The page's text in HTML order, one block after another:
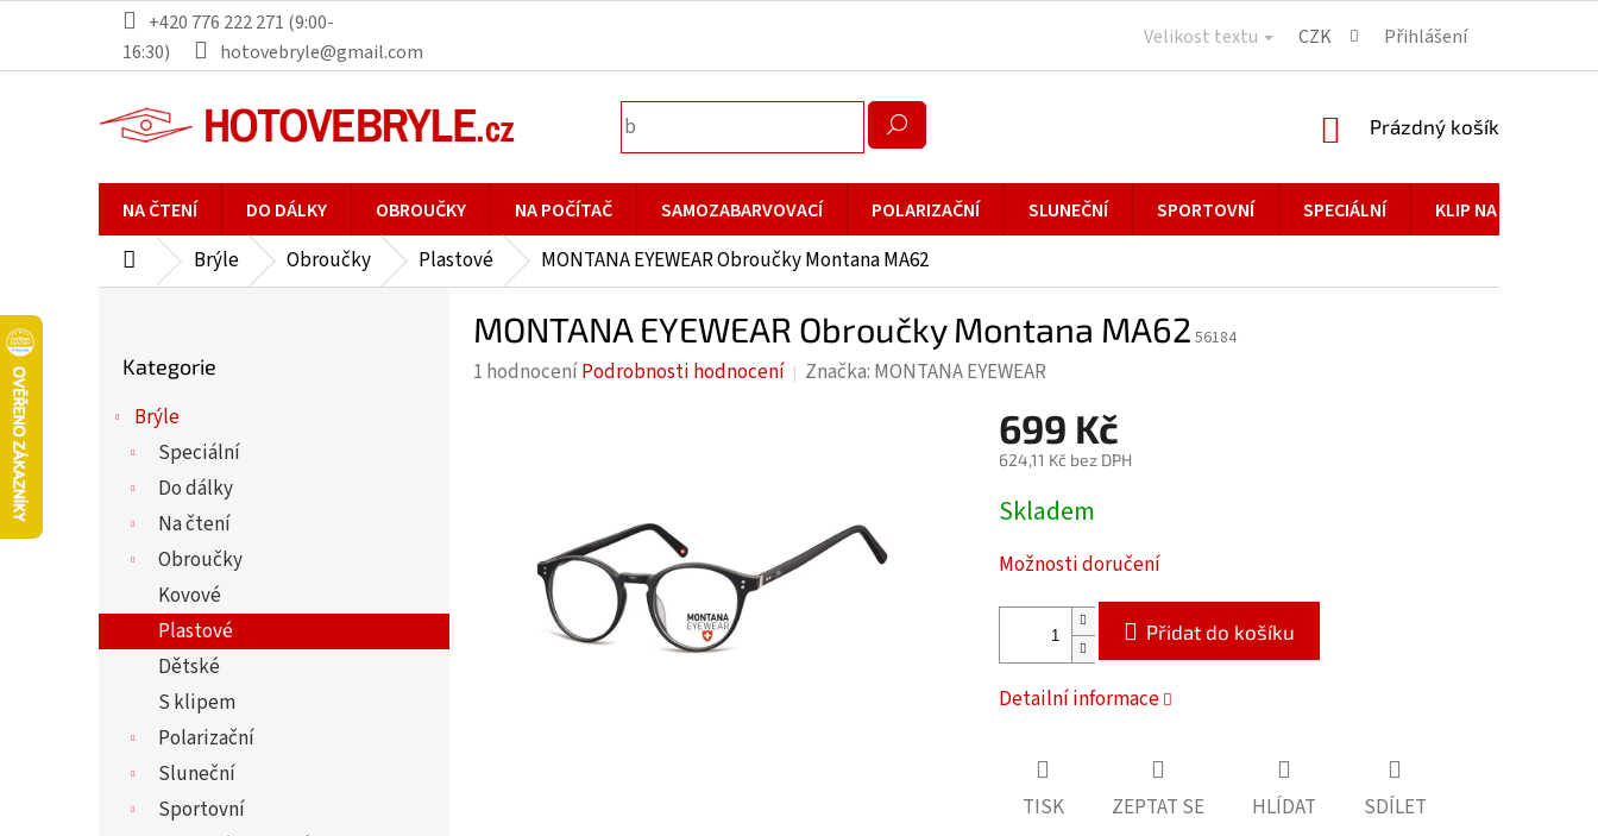
obsah
+420 776 222 271 (9:00-
16:30)
hotovebryle@gmail.com
Velikost textu CZK Přihlášení
NÁKUPNÍ
Prázdný košík
NA ČTENÍ DO DÁLKY OBROUČKY NA POČÍTAČ SAMOZABARVOVACÍ POLARIZAČNÍ SLUNEČNÍ SPORTOVNÍ SPECIÁLNÍ KLIP NA BRÝLE
DomůBrýle Obroučky Plastové MONTANA EYEWEAR Obroučky Montana MA62
e
kategorie
Kategorie
Brýle
Speciální
Do dálky
Na čtení
Obroučky
Kovové
Plastové
Dětské
S klipem
Polarizační
Sluneční
Sportovní
MONTANA EYEWEAR Obroučky Montana MA62 56184
Průměrné
hvězdiček.
1 hodnoceníPodrobnosti hodnocení Značka: MONTANA EYEWEAR
699 Kč
624,11 Kč bez DPH
Měrná
cena:
Skladem
Možnosti doručení
Přidat do košíku
Detailní informace
TISK ZEPTAT SE HLÍDAT SDÍLET